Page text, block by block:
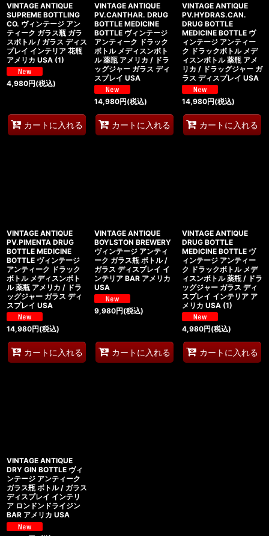
VINTAGE ANTIQUE
SUPREME BOTTLING
CO. ヴィンテージ アン
ティーク ガラス瓶 ガラ
スボトル / ガラス ディス
プレイ インテリア 花瓶
アメリカ USA (1)
4,980円(税込)
カートに入れる
VINTAGE ANTIQUE
PV.CANTHAR. DRUG
BOTTLE MEDICINE
BOTTLE ヴィンテージ
アンティーク ドラック
ボトル メディスンボト
ル 薬瓶 アメリカ / ドラ
ッグジャー ガラス ディ
スプレイ USA
14,980円(税込)
カートに入れる
VINTAGE ANTIQUE
PV.HYDRAS.CAN.
DRUG BOTTLE
MEDICINE BOTTLE ヴ
ィンテージ アンティー
ク ドラックボトル メデ
ィスンボトル 薬瓶 アメ
リカ / ドラッグジャー ガ
ラス ディスプレイ USA
14,980円(税込)
カートに入れる
VINTAGE ANTIQUE
PV.PIMENTA DRUG
BOTTLE MEDICINE
BOTTLE ヴィンテージ
アンティーク ドラック
ボトル メディスンボト
ル 薬瓶 アメリカ / ドラ
ッグジャー ガラス ディ
スプレイ USA
14,980円(税込)
カートに入れる
VINTAGE ANTIQUE
BOYLSTON BREWERY
ヴィンテージ アンティ
ーク ガラス瓶 ボトル /
ガラス ディスプレイ イ
ンテリア BAR アメリカ
USA
9,980円(税込)
カートに入れる
VINTAGE ANTIQUE
DRUG BOTTLE
MEDICINE BOTTLE ヴ
ィンテージ アンティー
ク ドラックボトル メデ
ィスンボトル 薬瓶 / ドラ
ッグジャー ガラス ディ
スプレイ インテリア ア
メリカ USA (1)
4,980円(税込)
カートに入れる
VINTAGE ANTIQUE
DRY GIN BOTTLE ヴィ
ンテージ アンティーク
ガラス瓶 ボトル / ガラス
ディスプレイ インテリ
ア ロンドンドライジン
BAR アメリカ USA